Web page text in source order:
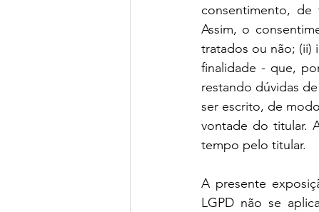
consentimento,
Assim, o
tratados ou não;
finalidade - que,
restando dúvidas
ser escrito, de
vontade do titular.
tempo pelo titular.
A presente
LGPD não se